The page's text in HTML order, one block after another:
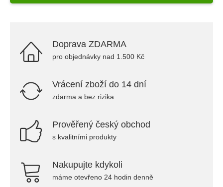
Doprava ZDARMA
pro objednávky nad 1.500 Kč
Vrácení zboží do 14 dní
zdarma a bez rizika
Prověřený český obchod
s kvalitními produkty
Nakupujte kdykoli
máme otevřeno 24 hodin denně